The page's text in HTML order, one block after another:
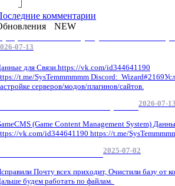
комментарии
NEW
07-13
для Связи.https://vk.com/id344641190
t.me/SysTemmmmmm Discord:
серверов/модов/плагинов/сайтов.
2026-07-13
(Game Content Management System)
vk.com/id344641190 https://t.me/
2025-07-02
Почту всех приходит, Очистили базу от
будем работать по файлам.